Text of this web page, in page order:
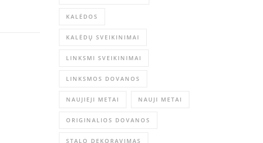
KALĖDOS
KALĖDŲ SVEIKINIMAI
LINKSMI SVEIKINIMAI
LINKSMOS DOVANOS
NAUJIEJI METAI NAUJI METAI
ORIGINALIOS DOVANOS
STALO DEKORAVIMAS